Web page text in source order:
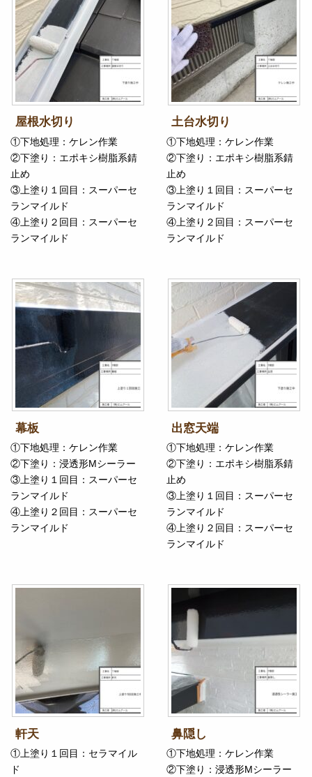
屋根水切り
①下地処理：ケレン作業
②下塗り：エポキシ樹脂系錆
止め
③上塗り１回目：スーパーセ
ランマイルド
④上塗り２回目：スーパーセ
ランマイルド
土台水切り
①下地処理：ケレン作業
②下塗り：エポキシ樹脂系錆
止め
③上塗り１回目：スーパーセ
ランマイルド
④上塗り２回目：スーパーセ
ランマイルド
幕板
①下地処理：ケレン作業
②下塗り：浸透形Mシーラー
③上塗り１回目：スーパーセ
ランマイルド
④上塗り２回目：スーパーセ
ランマイルド
出窓天端
①下地処理：ケレン作業
②下塗り：エポキシ樹脂系錆
止め
③上塗り１回目：スーパーセ
ランマイルド
④上塗り２回目：スーパーセ
ランマイルド
軒天
①上塗り１回目：セラマイル
ド
鼻隠し
①下地処理：ケレン作業
②下塗り：浸透形Mシーラー